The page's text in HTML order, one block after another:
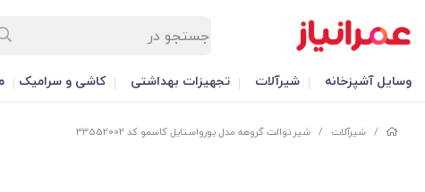
وسایل آشپزخانه شیرآلات تجهیزات بهداشتی کاشی و سرامیک
/ شیرآلات / شیر توالت گروهه مدل یورواستایل کاسمو کد 33552002